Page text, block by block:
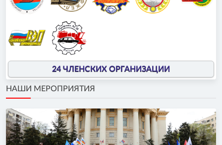
24 ЧЛЕНСКИХ ОРГАНИЗАЦИИ
НАШИ МЕРОПРИЯТИЯ